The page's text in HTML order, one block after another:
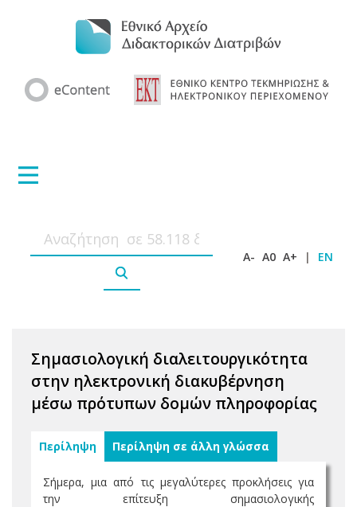
A- A0 A+ | EN
Σημασιολογική διαλειτουργικότητα
στην ηλεκτρονική διακυβέρνηση
μέσω πρότυπων δομών πληροφορίας
Περίληψη Περίληψη σε άλλη γλώσσα
Σήμερα, μια από τις μεγαλύτερες προκλήσεις για
την επίτευξη σημασιολογικής